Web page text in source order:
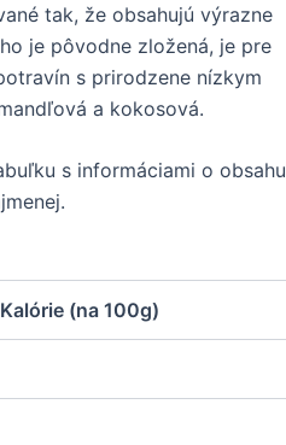
tak, že obsahujú výrazne
je pôvodne zložená, je pre
s prirodzene nízkym
a kokosová.
s informáciami o obsahu
Kalórie (na 100g)